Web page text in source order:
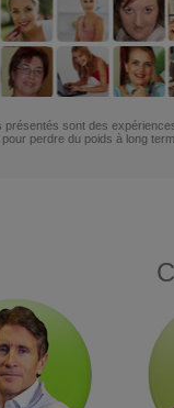
présentés sont des
perdre du poids à long